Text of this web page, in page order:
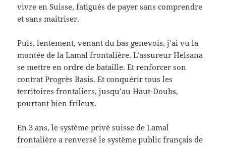
vivre en Suisse, fatigués de payer sans comprendre
et sans maitriser.
Puis, lentement, venant du bas genevois, j’ai vu la
montée de la Lamal frontalière. L’assureur Helsana
se mettre en ordre de bataille. Et renforcer son
contrat Progrès Basis. Et conquérir tous les
territoires frontaliers, jusqu’au Haut-Doubs,
pourtant bien frileux.
En 3 ans, le système privé suisse de Lamal
frontalière a renversé le système public français de